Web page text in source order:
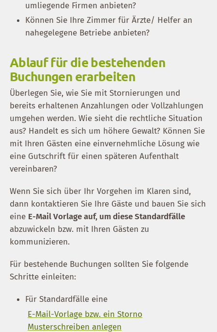
umliegende Firmen anbieten?
Können Sie Ihre Zimmer für Ärzte/ Helfer an
nahegelegene Betriebe anbieten?
Ablauf für die bestehenden
Buchungen erarbeiten
Überlegen Sie, wie Sie mit Stornierungen und
bereits erhaltenen Anzahlungen oder Vollzahlungen
umgehen werden. Wie sieht die rechtliche Situation
aus? Handelt es sich um höhere Gewalt? Können Sie
mit Ihren Gästen eine einvernehmliche Lösung wie
eine Gutschrift für einen späteren Aufenthalt
vereinbaren?
Wenn Sie sich über Ihr Vorgehen im Klaren sind,
dann kontaktieren Sie Ihre Gäste und bauen Sie sich
eine E-Mail Vorlage auf, um diese Standardfälle
abzuwickeln bzw. mit Ihren Gästen zu
kommunizieren.
Für bestehende Buchungen sollten Sie folgende
Schritte einleiten:
Für Standardfälle eine
E-Mail-Vorlage bzw. ein Storno
Musterschreiben anlegen